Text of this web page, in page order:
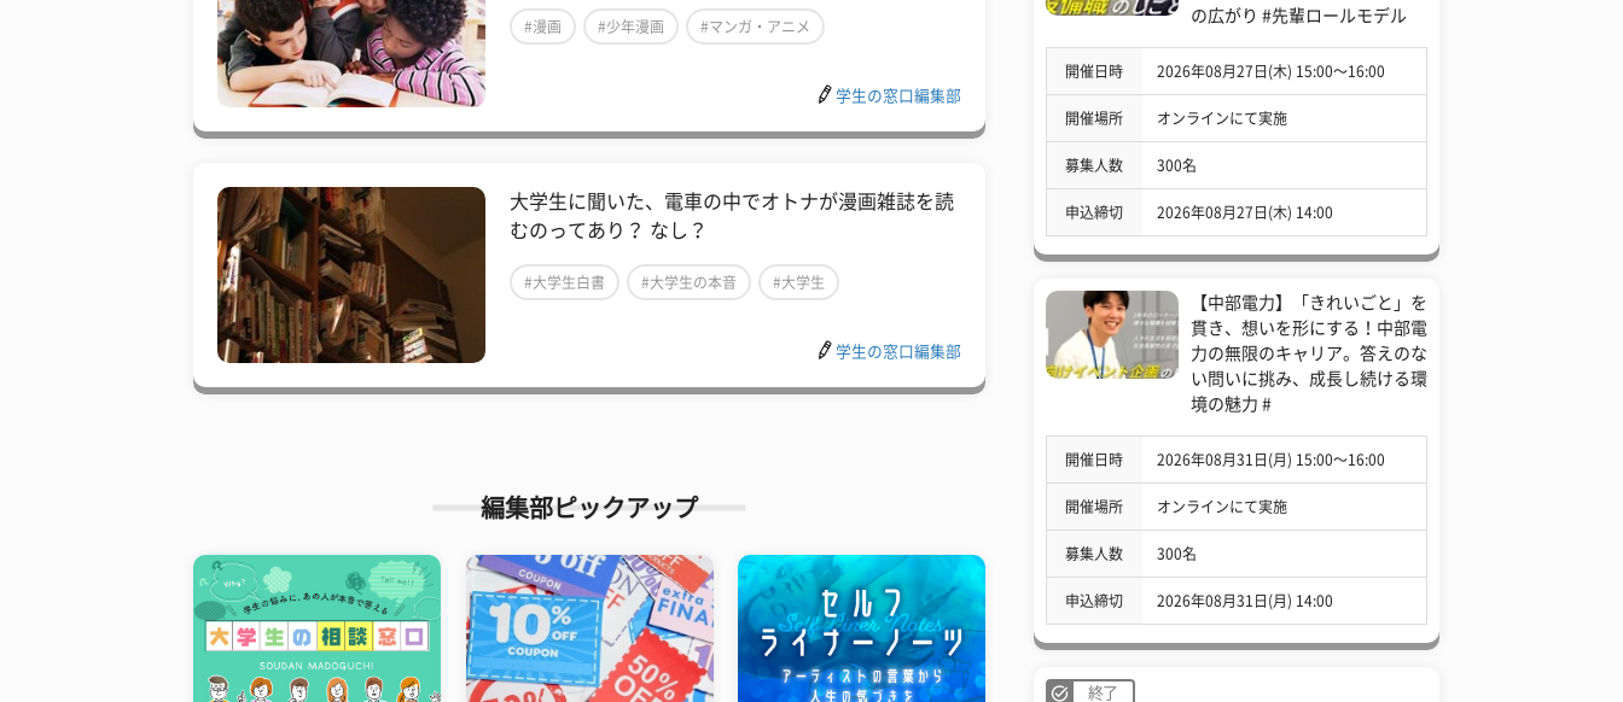
#漫画 #少年漫画 #マンガ・アニメ
学生の窓口編集部
大学生に聞いた、電車の中でオトナが漫画雑誌を読
むのってあり？ なし？
#大学生白書 #大学生の本音 #大学生
学生の窓口編集部
編集部ピックアップ
の広がり #先輩ロールモデル
開催日時 2026年08月27日(木) 15:00〜16:00
開催場所 オンラインにて実施
募集人数 300名
申込締切 2026年08月27日(木) 14:00
【中部電力】「きれいごと」を
貫き、想いを形にする！中部電
力の無限のキャリア。答えのな
い問いに挑み、成長し続ける環
境の魅力 #
開催日時 2026年08月31日(月) 15:00〜16:00
開催場所 オンラインにて実施
募集人数 300名
申込締切 2026年08月31日(月) 14:00
終了